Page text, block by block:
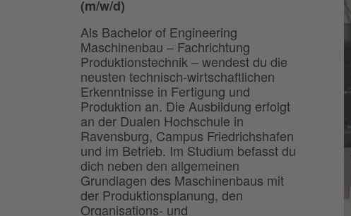
(m/w/d)
Als Bachelor of Engineering
Maschinenbau – Fachrichtung
Produktionstechnik – wendest du die
neusten technisch-wirtschaftlichen
Erkenntnisse in Fertigung und
Produktion an. Die Ausbildung erfolgt
an der Dualen Hochschule in
Ravensburg, Campus Friedrichshafen
und im Betrieb. Im Studium befasst du
dich neben den allgemeinen
Grundlagen des Maschinenbaus mit
der Produktionsplanung, den
Organisations- und